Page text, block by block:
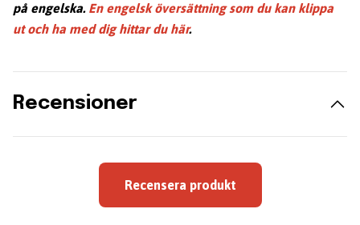
på engelska. En engelsk översättning som du kan klippa
ut och ha med dig hittar du här.
Recensioner
Recensera produkt